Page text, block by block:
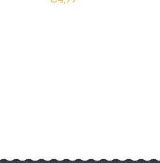
Slagroomvulling Klein